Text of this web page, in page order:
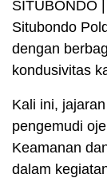
SITUBONDO |
Situbondo
dengan
kondusivitas
Kali ini,
pengemudi
Keamanan
dalam